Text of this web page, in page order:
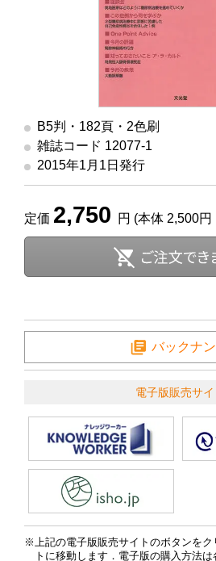
B5判・182頁・2色刷
雑誌コード 12077-1
2015年1月1日発行
定価 2,750 円 (本体 2,500円
バックナ
電子版販売サイ
上記の電子版販売サイトのボタンを
トに移動します．電子版の購入方法